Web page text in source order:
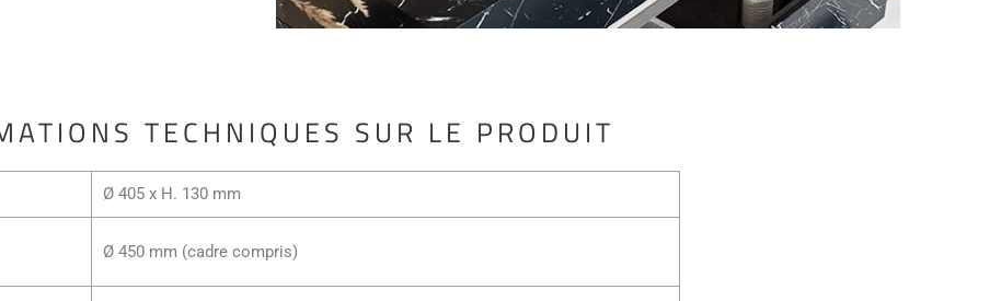
TECHNIQUES SUR LE PRODUIT
Ø 405 x H. 130 mm
Ø 450 mm (cadre compris)